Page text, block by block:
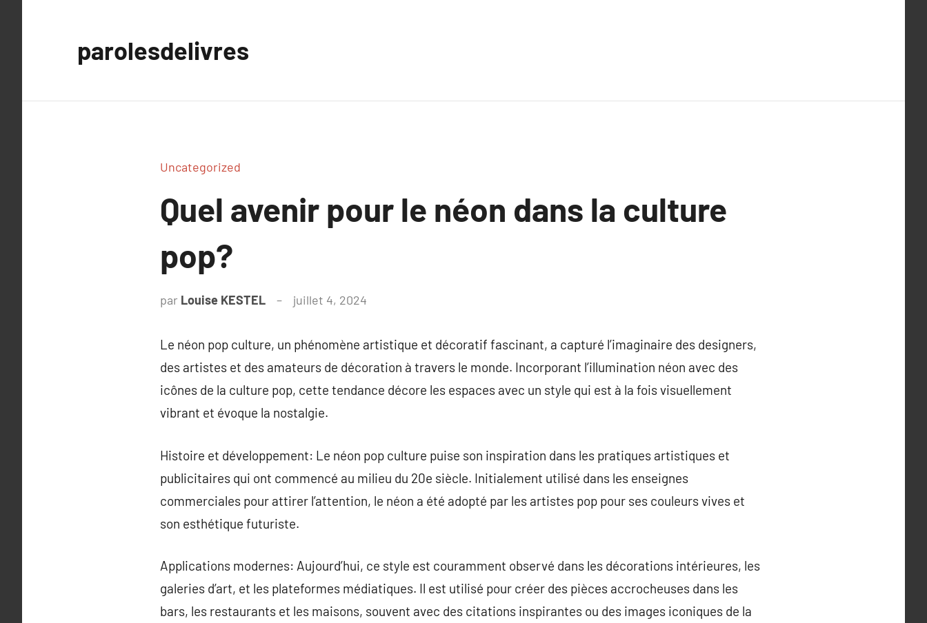
parolesdelivres
Uncategorized
Quel avenir pour le néon dans la culture
pop?
par Louise KESTEL juillet 4, 2024
Le néon pop culture, un phénomène artistique et décoratif fascinant, a capturé l’imaginaire des designers,
des artistes et des amateurs de décoration à travers le monde. Incorporant l’illumination néon avec des
icônes de la culture pop, cette tendance décore les espaces avec un style qui est à la fois visuellement
vibrant et évoque la nostalgie.
Histoire et développement: Le néon pop culture puise son inspiration dans les pratiques artistiques et
publicitaires qui ont commencé au milieu du 20e siècle. Initialement utilisé dans les enseignes
commerciales pour attirer l’attention, le néon a été adopté par les artistes pop pour ses couleurs vives et
son esthétique futuriste.
Applications modernes: Aujourd’hui, ce style est couramment observé dans les décorations intérieures, les
galeries d’art, et les plateformes médiatiques. Il est utilisé pour créer des pièces accrocheuses dans les
bars, les restaurants et les maisons, souvent avec des citations inspirantes ou des images iconiques de la